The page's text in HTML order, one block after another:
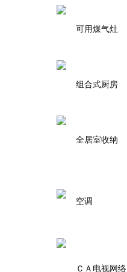
可用煤气灶
组合式厨房
全居室收纳
空调
ＣＡ电视网络